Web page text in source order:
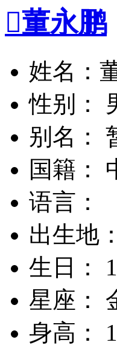
董永鹏
姓名：
性别：
别名：
国籍：
语言：
出生地：
生日：
星座：
身高：